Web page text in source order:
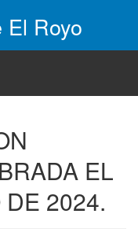
El Royo
EL
2024.